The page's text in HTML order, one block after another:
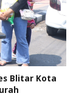
Blitar Kota